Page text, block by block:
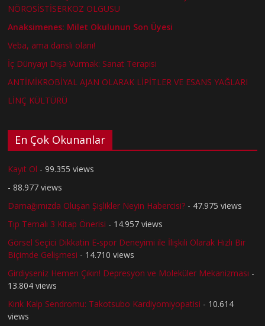
NÖROSİSTİSERKOZ OLGUSU
Anaksimenes: Milet Okulunun Son Üyesi
Veba, ama danslı olanı!
İç Dünyayı Dışa Vurmak: Sanat Terapisi
ANTİMİKROBİYAL AJAN OLARAK LİPİTLER VE ESANS YAĞLARI
LİNÇ KÜLTÜRÜ
En Çok Okunanlar
Kayıt Ol - 99.355 views
- 88.977 views
Damağımızda Oluşan Şişlikler Neyin Habercisi? - 47.975 views
Tıp Temalı 3 Kitap Önerisi - 14.957 views
Görsel Seçici Dikkatin E-spor Deneyimi ile İlişkili Olarak Hızlı Bir
Biçimde Gelişmesi - 14.710 views
Girdiyseniz Hemen Çıkın! Depresyon ve Moleküler Mekanizması -
13.804 views
Kırık Kalp Sendromu: Takotsubo Kardiyomiyopatisi - 10.614
views